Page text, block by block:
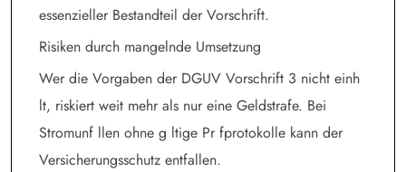
essenzieller Bestandteil der Vorschrift.
Risiken durch mangelnde Umsetzung
Wer die Vorgaben der DGUV Vorschrift 3 nicht einh
lt, riskiert weit mehr als nur eine Geldstrafe. Bei
Stromunf llen ohne g ltige Pr fprotokolle kann der
Versicherungsschutz entfallen.